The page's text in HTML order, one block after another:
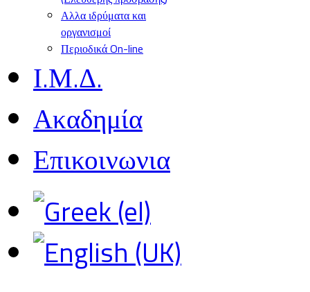
Αλλα ιδρύματα και
οργανισμοί
Περιοδικά On-line
Ι.Μ.Δ.
Ακαδημία
Επικοινωνια